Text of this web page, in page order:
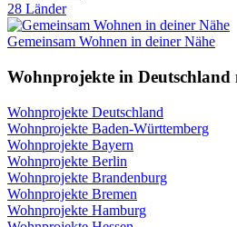
28 Länder
Gemeinsam Wohnen in deiner Nähe
Wohnprojekte in Deutschland
Wohnprojekte Deutschland
Wohnprojekte Baden-Württemberg
Wohnprojekte Bayern
Wohnprojekte Berlin
Wohnprojekte Brandenburg
Wohnprojekte Bremen
Wohnprojekte Hamburg